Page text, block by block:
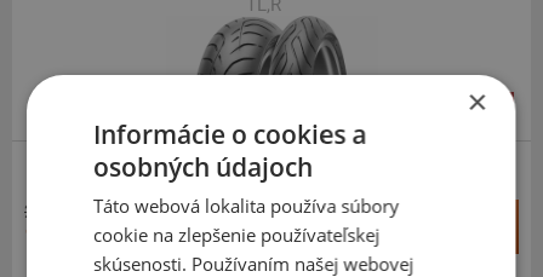
TL,R
ODPORÚČAME
213,04 €
117,70 €
+
–
×
Informácie o cookies a
osobných údajoch
Táto webová lokalita používa súbory
cookie na zlepšenie používateľskej
skúsenosti. Používaním našej webovej